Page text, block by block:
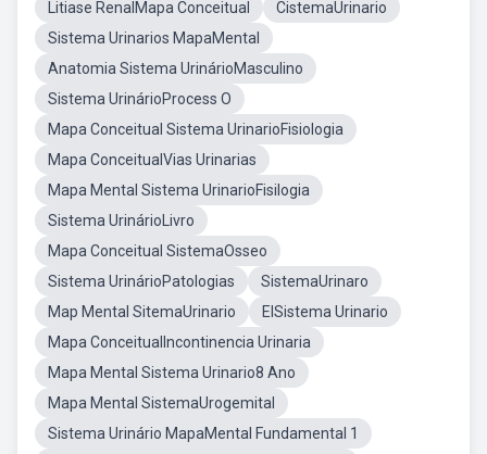
Litiase RenalMapa Conceitual
CistemaUrinario
Sistema Urinarios MapaMental
Anatomia Sistema UrinárioMasculino
Sistema UrinárioProcess O
Mapa Conceitual Sistema UrinarioFisiologia
Mapa ConceitualVias Urinarias
Mapa Mental Sistema UrinarioFisilogia
Sistema UrinárioLivro
Mapa Conceitual SistemaOsseo
Sistema UrinárioPatologias
SistemaUrinaro
Map Mental SitemaUrinario
ElSistema Urinario
Mapa ConceitualIncontinencia Urinaria
Mapa Mental Sistema Urinario8 Ano
Mapa Mental SistemaUrogemital
Sistema Urinário MapaMental Fundamental 1